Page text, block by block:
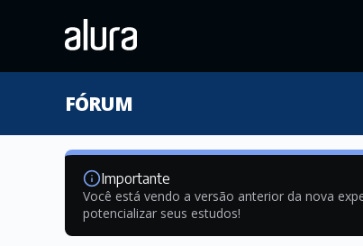
FÓRUM
Importante
Você está vendo a versão anterior da nova
potencializar seus estudos!